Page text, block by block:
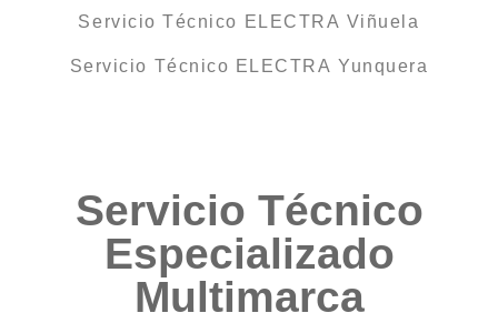
Servicio Técnico ELECTRA Viñuela
Servicio Técnico ELECTRA Yunquera
Servicio Técnico
Especializado
Multimarca